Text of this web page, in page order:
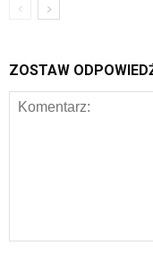
ZOSTAW